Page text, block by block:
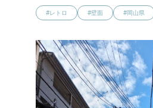
#レトロ #壁面 #岡山県